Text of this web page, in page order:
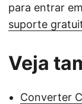
para entrar
suporte
Veja
Converter